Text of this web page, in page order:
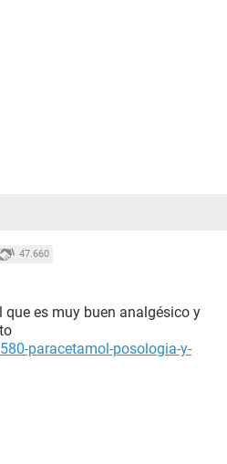
47.660
es muy buen analgésico y
paracetamol-posologia-y-